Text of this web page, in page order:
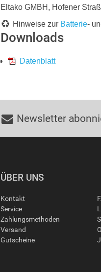
Eltako GMBH, Hofener
Hinweise zur Batterie-
Downloads
Datenblatt
Newsletter
ÜBER UNS
Kontakt
Service
Zahlungsmethoden
Versand
Gutscheine